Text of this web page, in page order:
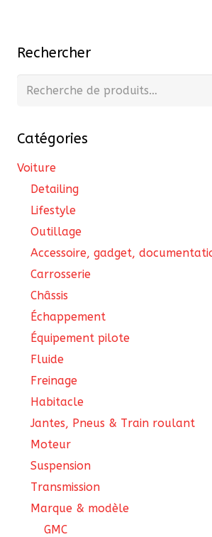
Rechercher
Recherche
Catégories
Voiture
Detailing
Lifestyle
Outillage
Accessoire, gadget,
Carrosserie
Châssis
Échappement
Équipement pilote
Fluide
Freinage
Habitacle
Jantes, Pneus & Train roulant
Moteur
Suspension
Transmission
Marque & modèle
GMC